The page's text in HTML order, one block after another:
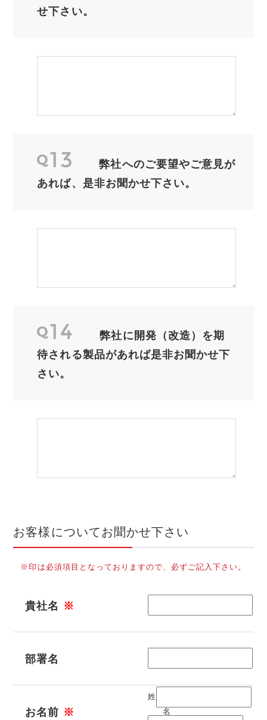
せ下さい。
弊社へのご要望やご意見が
あれば、是非お聞かせ下さい。
弊社に開発（改造）を期
待される製品があれば是非お聞かせ下
さい。
お客様についてお聞かせ下さい
※印は必須項目となっておりますので、必ずご記入下さい。
貴社名 ※
部署名
お名前 ※
姓
名